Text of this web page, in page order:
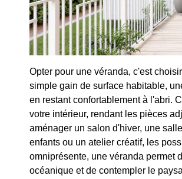
Opter pour une véranda, c'est
simple gain de surface habitable,
en restant confortablement à l'abri.
votre intérieur, rendant les pièces
aménager un salon d'hiver, une
enfants ou un atelier créatif, les
omniprésente, une véranda permet
océanique et de contempler le